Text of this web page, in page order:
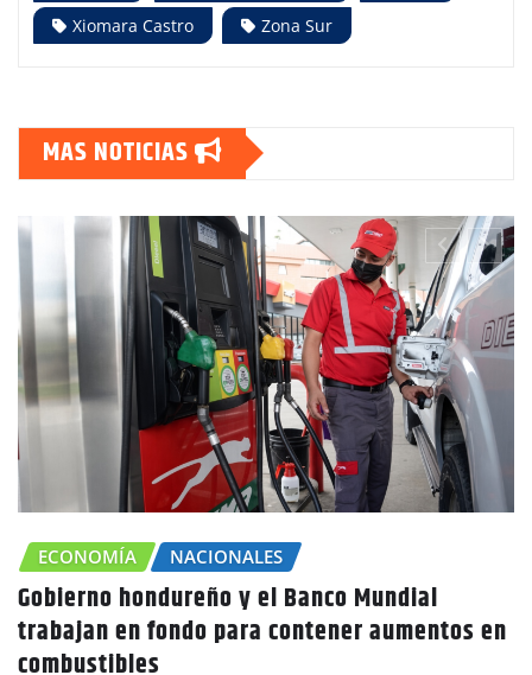
Xiomara Castro
Zona Sur
MAS NOTICIAS
Mundial
aumentos en
CHOLUTECA ZONA SUR
Canícula agravaría la